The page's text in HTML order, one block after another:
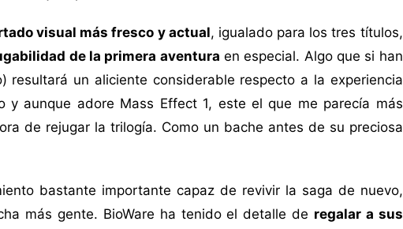
visual más fresco y actual, igualado para los tres títulos,
de la primera aventura en especial. Algo que si han
resultará un aliciente considerable respecto a la experiencia
y aunque adore Mass Effect 1, este el que me parecía más
de rejugar la trilogía. Como un bache antes de su preciosa
bastante importante capaz de revivir la saga de nuevo,
más gente. BioWare ha tenido el detalle de regalar a sus